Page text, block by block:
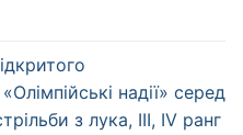
надії» серед
з лука, ІІІ, IV ранг